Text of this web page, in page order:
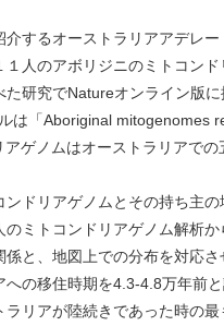
るオーストラリアアデレー
人のアボリジニのミトコン
研究でNatureオンライン版
は「Aboriginal mitogenomes
ゲノムはオーストラリアで
リアゲノムとその持ち主の
ミトコンドリアゲノム解析
と、地図上での分布を対応さ
移住時期を4.3-4.8万年前と
リアが陸続きであった時の